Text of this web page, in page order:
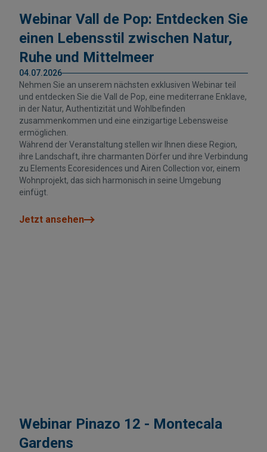
Webinar Vall de Pop: Entdecken Sie
einen Lebensstil zwischen Natur,
Ruhe und Mittelmeer
04.07.2026
Nehmen Sie an unserem nächsten exklusiven Webinar teil
und entdecken Sie die Vall de Pop, eine mediterrane Enklave,
in der Natur, Authentizität und Wohlbefinden
zusammenkommen und eine einzigartige Lebensweise
ermöglichen.
Während der Veranstaltung stellen wir Ihnen diese Region,
ihre Landschaft, ihre charmanten Dörfer und ihre Verbindung
zu Elements Ecoresidences und Airen Collection vor, einem
Wohnprojekt, das sich harmonisch in seine Umgebung
einfügt.
Jetzt ansehen
Webinar Pinazo 12 - Montecala
Gardens